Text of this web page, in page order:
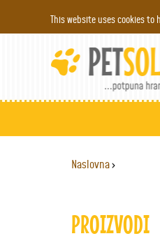
This website uses cookies
Naslovna›
PROIZVODI